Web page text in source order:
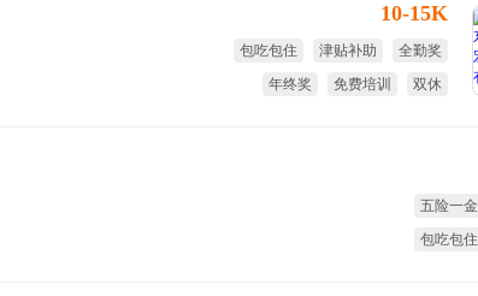
10-15K
包吃包住 津贴补助
全勤奖
年终奖
免费培训 双休
五险一金
包吃包住